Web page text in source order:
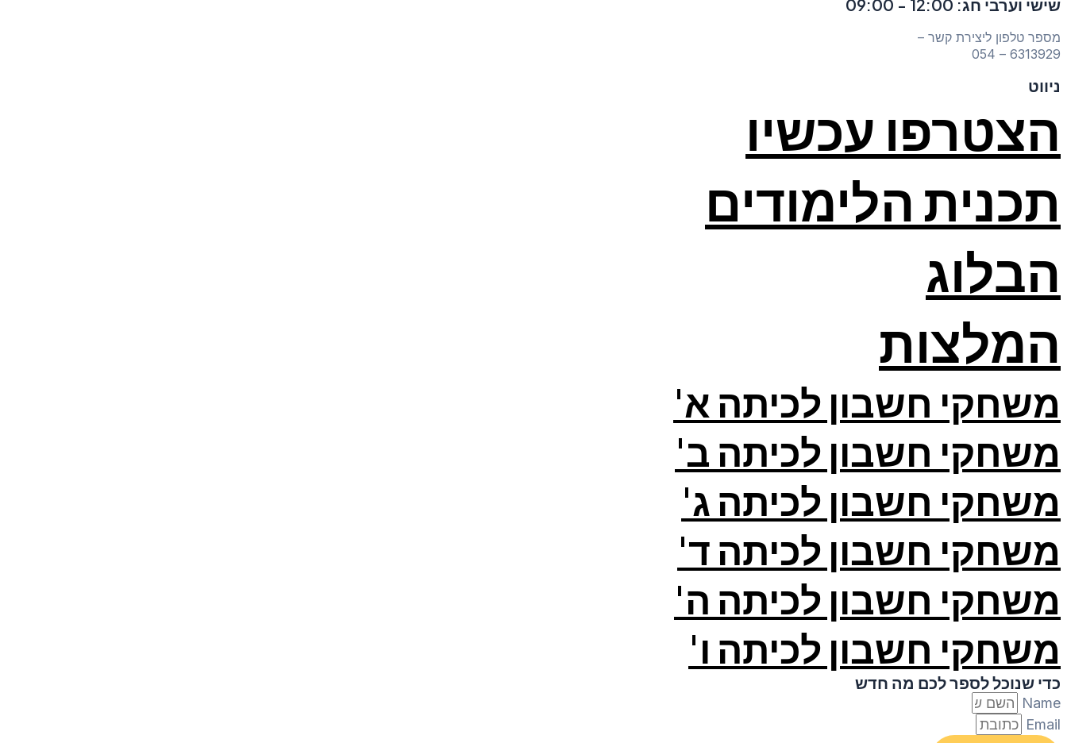
שישי וערבי חג: 12:00 - 09:00
מספר טלפון ליצירת קשר –
6313929 – 054
ניווט
הצטרפו עכשיו
תכנית הלימודים
הבלוג
המלצות
משחקי חשבון לכיתה א'
משחקי חשבון לכיתה ב'
משחקי חשבון לכיתה ג'
משחקי חשבון לכיתה ד'
משחקי חשבון לכיתה ה'
משחקי חשבון לכיתה ו'
כדי שנוכל לספר לכם מה חדש
Name
Email